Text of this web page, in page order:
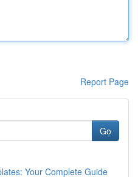
Report Page
Go
Your Complete Guide